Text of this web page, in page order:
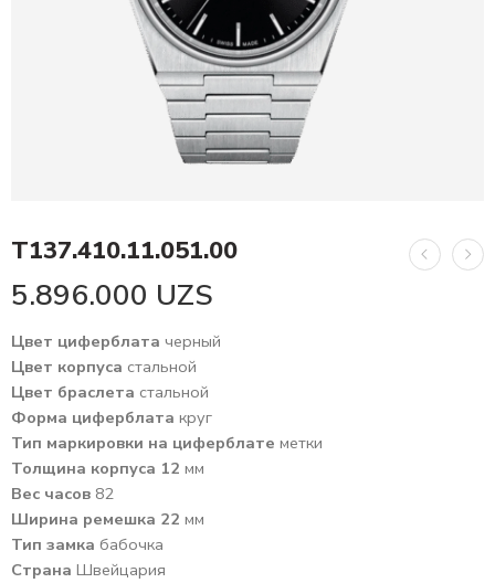
T137.410.11.051.00
5.896.000 UZS
Цвет циферблата черный
Цвет корпуса стальной
Цвет браслета стальной
Форма циферблата круг
Тип маркировки на циферблате метки
Толщина корпуса 12 мм
Вес часов 82
Ширина ремешка 22 мм
Тип замка бабочка
Страна Швейцария